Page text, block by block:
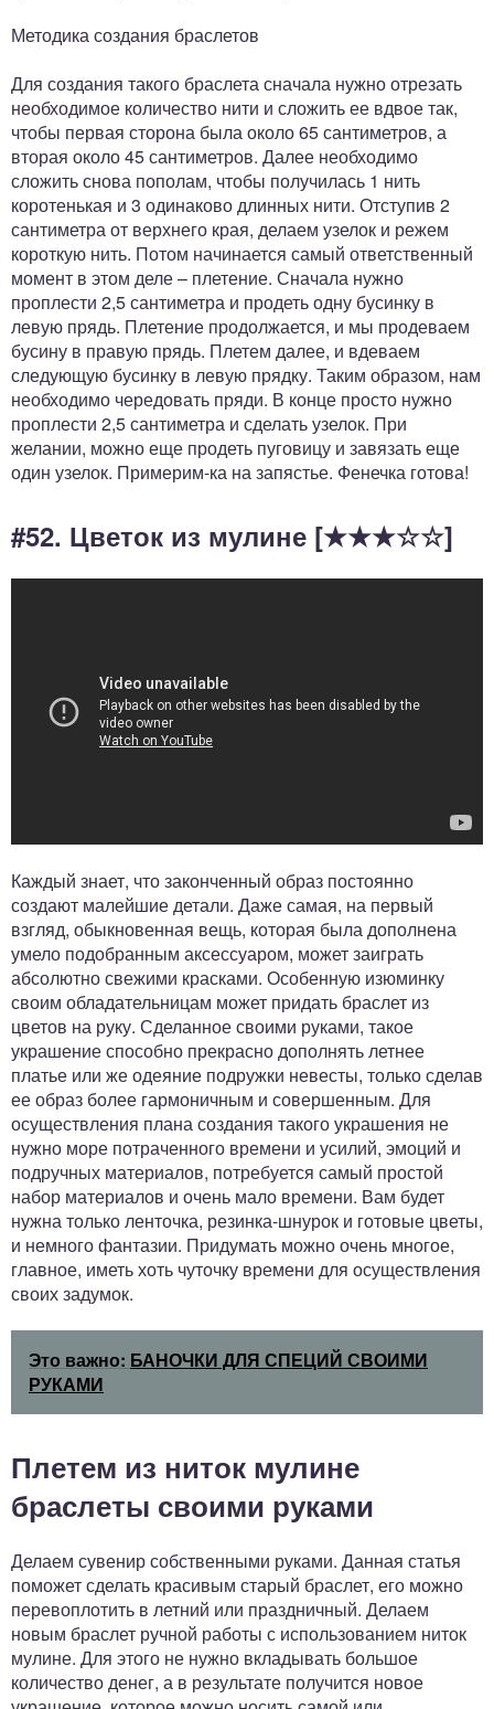
Методика создания браслетов
Для создания такого браслета сначала нужно отрезать
необходимое количество нити и сложить ее вдвое так,
чтобы первая сторона была около 65 сантиметров, а
вторая около 45 сантиметров. Далее необходимо
сложить снова пополам, чтобы получилась 1 нить
коротенькая и 3 одинаково длинных нити. Отступив 2
сантиметра от верхнего края, делаем узелок и режем
короткую нить. Потом начинается самый ответственный
момент в этом деле – плетение. Сначала нужно
проплести 2,5 сантиметра и продеть одну бусинку в
левую прядь. Плетение продолжается, и мы продеваем
бусину в правую прядь. Плетем далее, и вдеваем
следующую бусинку в левую прядку. Таким образом, нам
необходимо чередовать пряди. В конце просто нужно
проплести 2,5 сантиметра и сделать узелок. При
желании, можно еще продеть пуговицу и завязать еще
один узелок. Примерим-ка на запястье. Фенечка готова!
#52. Цветок из мулине [★★★☆☆]
Каждый знает, что законченный образ постоянно
создают малейшие детали. Даже самая, на первый
взгляд, обыкновенная вещь, которая была дополнена
умело подобранным аксессуаром, может заиграть
абсолютно свежими красками. Особенную изюминку
своим обладательницам может придать браслет из
цветов на руку. Сделанное своими руками, такое
украшение способно прекрасно дополнять летнее
платье или же одеяние подружки невесты, только сделав
ее образ более гармоничным и совершенным. Для
осуществления плана создания такого украшения не
нужно море потраченного времени и усилий, эмоций и
подручных материалов, потребуется самый простой
набор материалов и очень мало времени. Вам будет
нужна только ленточка, резинка-шнурок и готовые цветы,
и немного фантазии. Придумать можно очень многое,
главное, иметь хоть чуточку времени для осуществления
своих задумок.
Это важно: БАНОЧКИ ДЛЯ СПЕЦИЙ СВОИМИ
РУКАМИ
Плетем из ниток мулине
браслеты своими руками
Делаем сувенир собственными руками. Данная статья
поможет сделать красивым старый браслет, его можно
перевоплотить в летний или праздничный. Делаем
новым браслет ручной работы с использованием ниток
мулине. Для этого не нужно вкладывать большое
количество денег, а в результате получится новое